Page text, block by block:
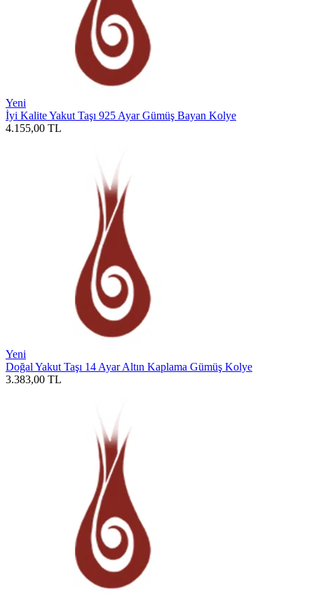
Yeni
İyi Kalite Yakut Taşı 925 Ayar Gümüş Bayan Kolye
4.155,00 TL
Yeni
Doğal Yakut Taşı 14 Ayar Altın Kaplama Gümüş Kolye
3.383,00 TL